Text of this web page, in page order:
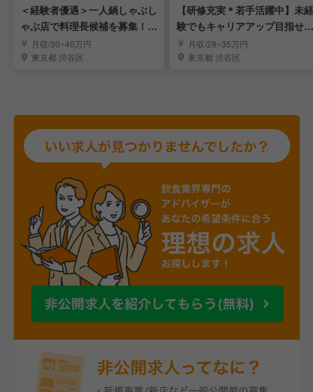
＜経験者優遇＞一人鍋しゃぶし
ゃぶ店で料理長候補を募集！｜
渋谷＊転居なし
月収/30~40万円
東京都 渋谷区
【研修充実＊若手活躍中】未経
験でもキャリアアップ目指せる
環境！｜転居なし
月収/28~35万円
東京都 渋谷区